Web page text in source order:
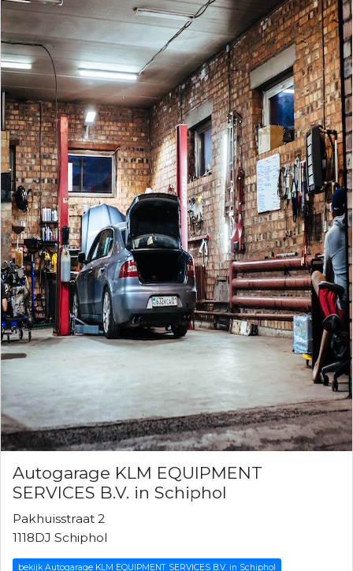
Autogarage KLM EQUIPMENT
SERVICES B.V. in Schiphol
Pakhuisstraat 2
1118DJ Schiphol
bekijk Autogarage KLM EQUIPMENT SERVICES B.V. in Schiphol